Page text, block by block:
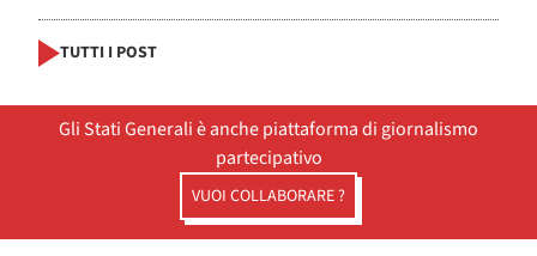
TUTTI I POST
Gli Stati Generali è anche piattaforma di giornalismo
partecipativo
VUOI COLLABORARE ?